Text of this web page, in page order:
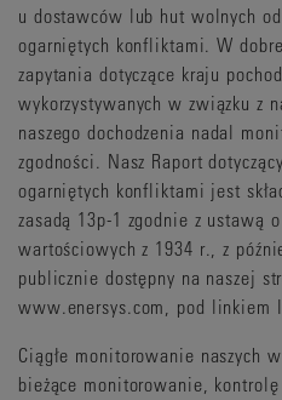
u dostawców lub hut wolnych
ogarniętych konfliktami. W
zapytania dotyczące kraju
wykorzystywanych w związku z
naszego dochodzenia nadal
zgodności. Nasz Raport
ogarniętych konfliktami jest
zasadą 13p-1 zgodnie z ustawą
wartościowych z 1934 r., z
publicznie dostępny na naszej
www.enersys.com, pod linkiem
Ciągłe monitorowanie naszych
bieżące monitorowanie,